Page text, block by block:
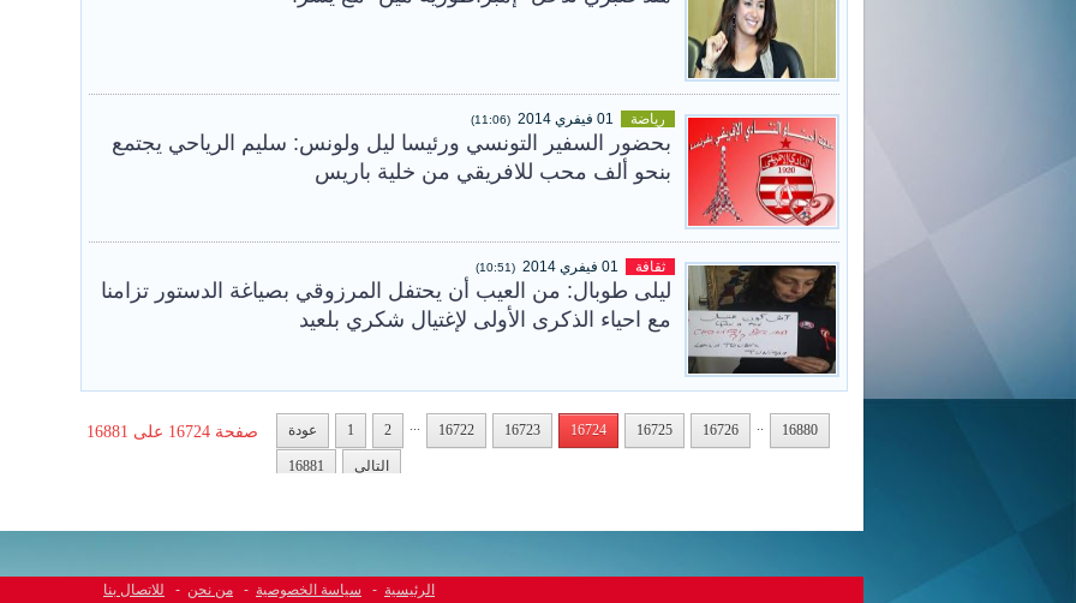
رياضة (11:06)
بحضور السفير التونسي ورئيسا ليل ولونس: سليم الرياحي يجتمع
بنحو ألف محب للافريقي من خلية باريس
ثقافة (10:51)
ليلى طوبال: من العيب أن يحتفل المرزوقي بصياغة الدستور تزامنا
مع احياء الذكرى الأولى لإغتيال شكري بلعيد
صفحة 16724 على 16881 عودة 1 2 ... 16722 16723 16724 16725 16726 .. 16880
16881 التالي
الرئيسية - سياسة الخصوصية - من نحن - للاتصال بنا